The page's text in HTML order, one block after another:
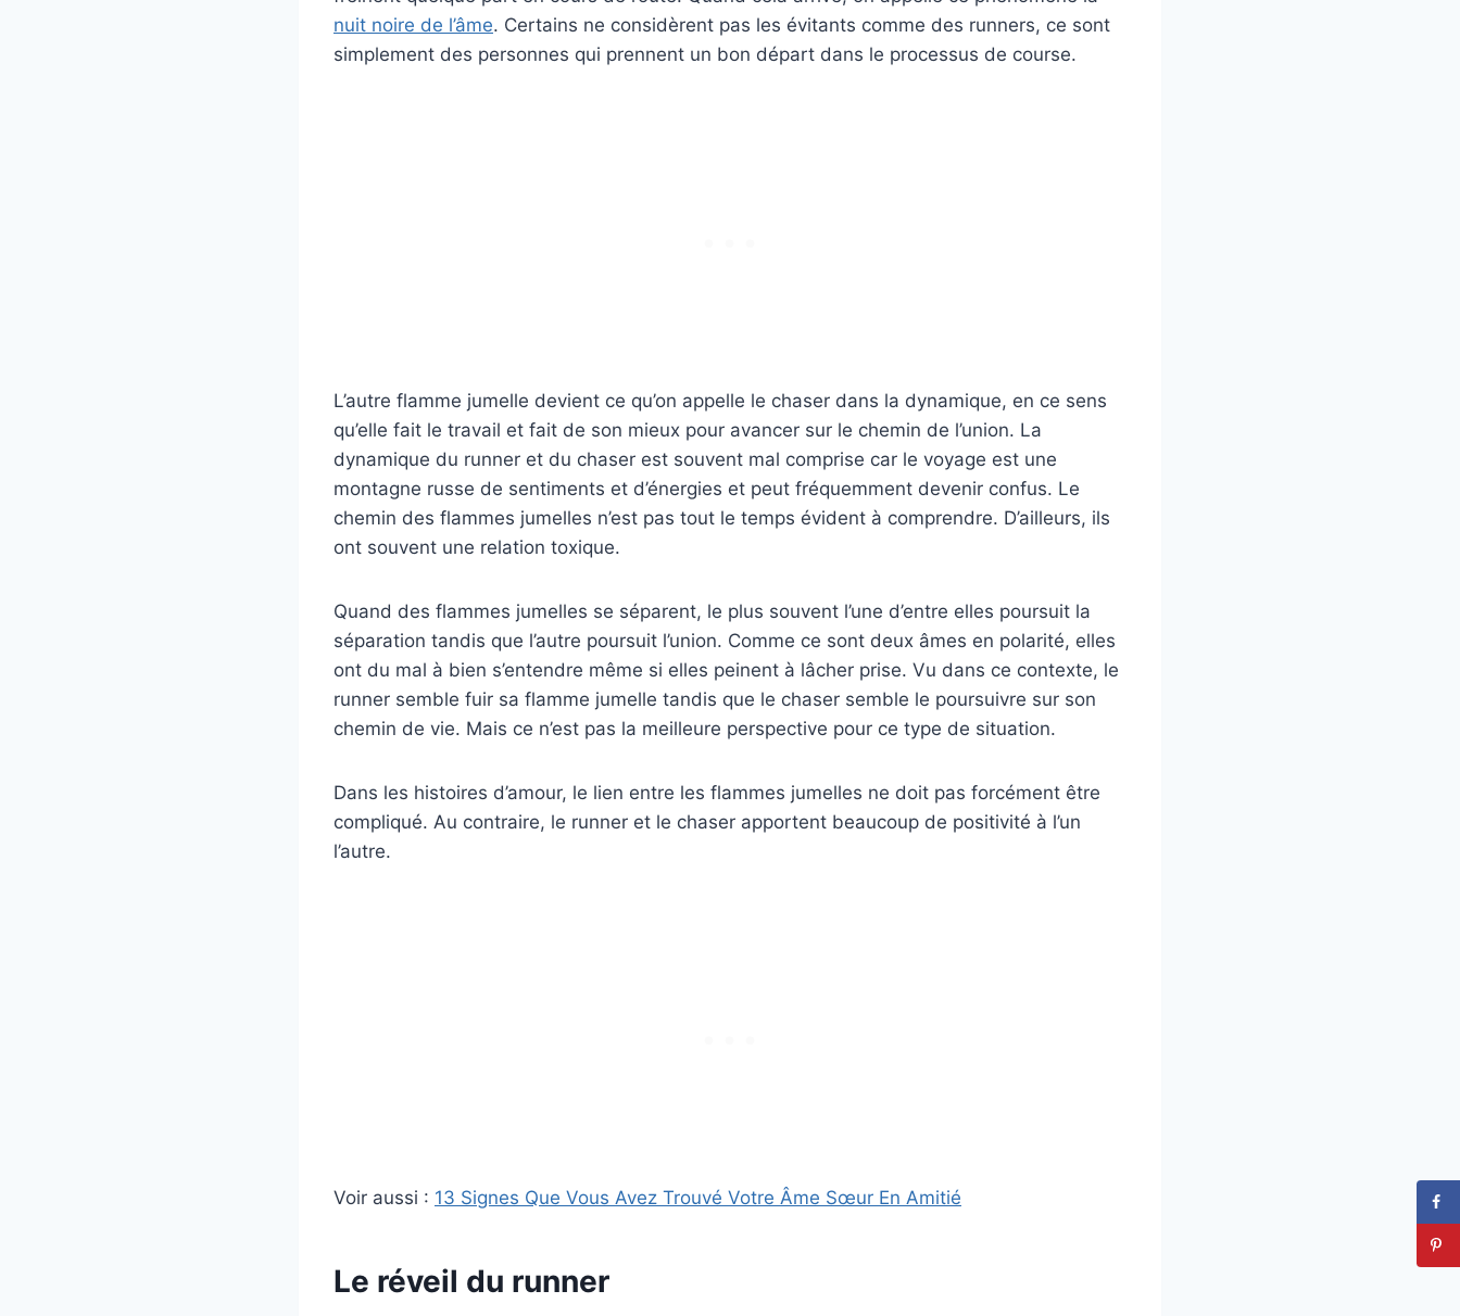
nuit noire de l’âme. Certains ne considèrent pas les évitants comme des runners, ce sont
simplement des personnes qui prennent un bon départ dans le processus de course.
L’autre flamme jumelle devient ce qu’on appelle le chaser dans la dynamique, en ce sens
qu’elle fait le travail et fait de son mieux pour avancer sur le chemin de l’union. La
dynamique du runner et du chaser est souvent mal comprise car le voyage est une
montagne russe de sentiments et d’énergies et peut fréquemment devenir confus. Le
chemin des flammes jumelles n’est pas tout le temps évident à comprendre. D’ailleurs, ils
ont souvent une relation toxique.
Quand des flammes jumelles se séparent, le plus souvent l’une d’entre elles poursuit la
séparation tandis que l’autre poursuit l’union. Comme ce sont deux âmes en polarité, elles
ont du mal à bien s’entendre même si elles peinent à lâcher prise. Vu dans ce contexte, le
runner semble fuir sa flamme jumelle tandis que le chaser semble le poursuivre sur son
chemin de vie. Mais ce n’est pas la meilleure perspective pour ce type de situation.
Dans les histoires d’amour, le lien entre les flammes jumelles ne doit pas forcément être
compliqué. Au contraire, le runner et le chaser apportent beaucoup de positivité à l’un
l’autre.
Voir aussi : 13 Signes Que Vous Avez Trouvé Votre Âme Sœur En Amitié
Le réveil du runner